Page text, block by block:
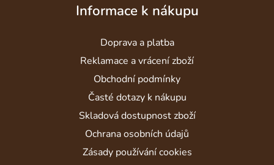
Informace k nákupu
Doprava a platba
Reklamace a vrácení zboží
Obchodní podmínky
Časté dotazy k nákupu
Skladová dostupnost zboží
Ochrana osobních údajů
Zásady používání cookies